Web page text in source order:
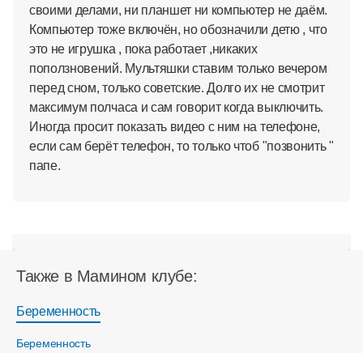
своими делами, ни планшет ни компьютер не даём.
Компьютер тоже включён, но обозначили детю , что
это не игрушка , пока работает ,никаких
поползновений. Мультяшки ставим только вечером
перед сном, только советские. Долго их не смотрит
максимум полчаса и сам говорит когда выключить.
Иногда просит показать видео с ним на телефоне,
если сам берёт телефон, то только чтоб "позвонить "
папе.
Также в Мамином клубе:
Беременность
Беременность